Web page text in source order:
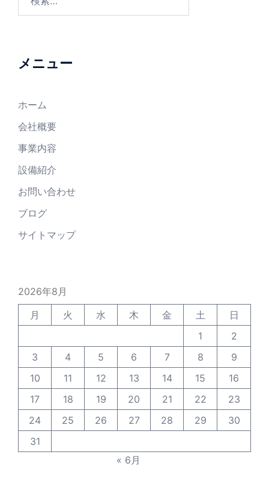
メニュー
ホーム
会社概要
事業内容
設備紹介
お問い合わせ
ブログ
サイトマップ
2026年8月
月
火 水 木 金 土
日
1
2
3
4 5 6 7 8
9
10
11 12 13 14 15
16
17
18 19 20 21 22
23
24
25 26 27 28 29
30
31
« 6月